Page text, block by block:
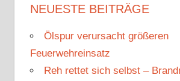
e
a
NEUESTE BEITRÄGE
Ölspur verursacht größeren
Feuerwehreinsatz
Reh rettet sich selbst –